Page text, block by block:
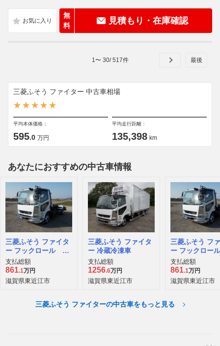
無
料
見積もり・在庫確認
1 〜 30/517件
三菱ふそう ファイター 中古車相場
平均本体価格：
595.0 万円
平均走行距離：
135,398 km
あなたにおすすめの中古車情報
三菱ふそう ファイタ
ー フックロール キ
ャブバックステージ
支払総額
861.1万円
滋賀県東近江市
三菱ふそう ファイタ
ー 冷蔵冷凍車
支払総額
1256.6万円
滋賀県東近江市
三菱ふそう フ
ー フックロー
ャブバックステ
支払総額
861.1万円
滋賀県東近江市
三菱ふそう ファイターの中古車をもっと見る